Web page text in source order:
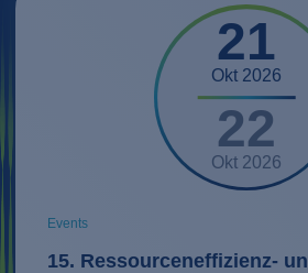
21
Okt 2026
22
Okt 2026
Events
15. Ressourceneffizienz-